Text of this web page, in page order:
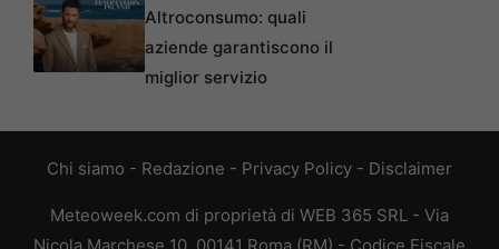
Altroconsumo: quali
aziende garantiscono il
miglior servizio
Chi siamo - Redazione - Privacy Policy - Disclaimer
Meteoweek.com di proprietà di WEB 365 SRL - Via